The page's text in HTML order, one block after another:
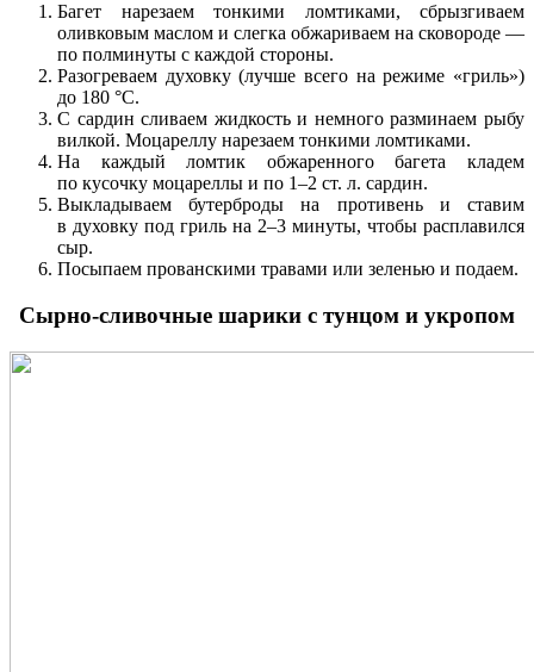
Багет нарезаем тонкими ломтиками, сбрызгиваем
оливковым маслом и слегка обжариваем на сковороде —
по полминуты с каждой стороны.
Разогреваем духовку (лучше всего на режиме «гриль»)
до 180 °С.
С сардин сливаем жидкость и немного разминаем рыбу
вилкой. Моцареллу нарезаем тонкими ломтиками.
На каждый ломтик обжаренного багета кладем
по кусочку моцареллы и по 1–2 ст. л. сардин.
Выкладываем бутерброды на противень и ставим
в духовку под гриль на 2–3 минуты, чтобы расплавился
сыр.
Посыпаем прованскими травами или зеленью и подаем.
Сырно-сливочные шарики с тунцом и укропом